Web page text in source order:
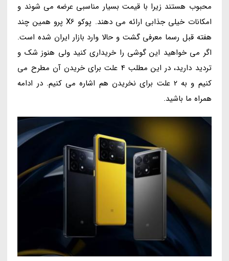
محبوب هستند زیرا با قیمت بسیار مناسبی عرضه می شوند و
امکانات خیلی جذابی ارائه می دهند. پوکو X6 پرو همین چند
هفته قبل رسما معرفی گشت و حالا وارد بازار ایران شده است.
اگر می خواهید این گوشی را خریداری کنید ولی هنوز شک و
تردید دارید، در این مطلب 4 علت برای خریدن آن مطرح می
کنیم و به 2 علت برای نخریدن هم اشاره می کنیم. در ادامه
همراه ما باشید.